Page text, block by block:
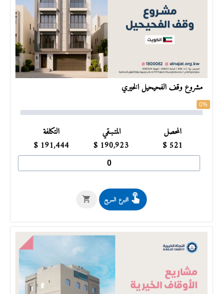
مشروع وقف الفحيحيل الخيري
0%
المحصل
521
$
المتـبـقي
190,923
$
التكلفة
191,444
$
التبرع السريع